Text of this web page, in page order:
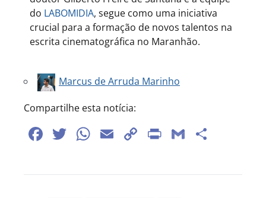
do LABOMIDIA, segue como uma iniciativa
crucial para a formação de novos talentos na
escrita cinematográfica no Maranhão.
Marcus de Arruda Marinho
Compartilhe esta notícia:
Facebook
Twitter
WhatsApp
EmailCopyPrintGmail